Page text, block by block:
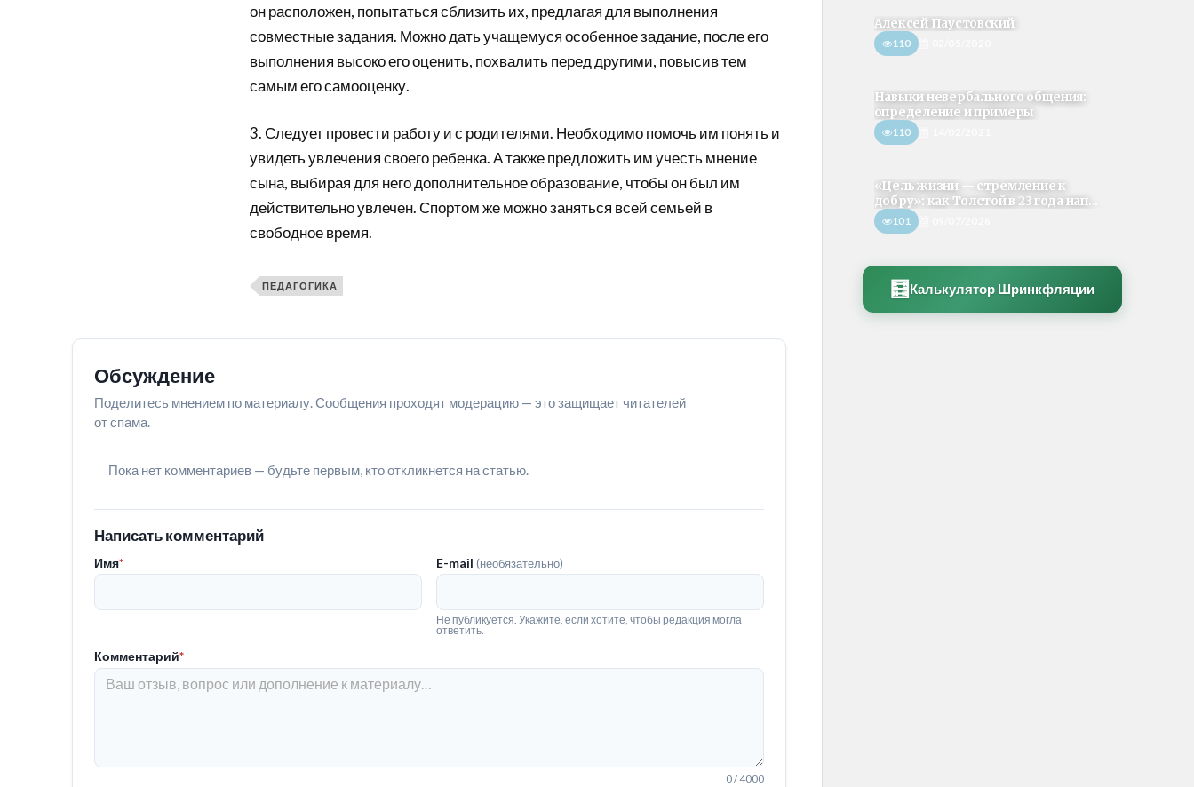
он расположен, попытаться сблизить их, предлагая для выполнения
совместные задания. Можно дать учащемуся особенное задание, после его
выполнения высоко его оценить, похвалить перед другими, повысив тем
самым его самооценку.
3. Следует провести работу и с родителями. Необходимо помочь им понять и
увидеть увлечения своего ребенка. А также предложить им учесть мнение
сына, выбирая для него дополнительное образование, чтобы он был им
действительно увлечен. Спортом же можно заняться всей семьей в
свободное время.
ПЕДАГОГИКА
Обсуждение
Поделитесь мнением по материалу. Сообщения проходят модерацию — это защищает читателей
от спама.
Пока нет комментариев — будьте первым, кто откликнется на статью.
Написать комментарий
Имя* E-mail (необязательно)
Не публикуется. Укажите, если хотите, чтобы редакция могла
ответить.
Комментарий*
0 / 4000
Алексей Паустовский
110
Навыки невербального общения:
определение и примеры
110
«Цель жизни — стремление к
добру»: как Толстой в 23 года нап...
101
🧮 Калькулятор Шринкфляции